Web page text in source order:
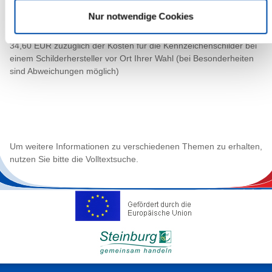
Nur notwendige Cookies
34,60 EUR zuzüglich der Kosten für die Kennzeichenschilder bei
einem Schilderhersteller vor Ort Ihrer Wahl (bei Besonderheiten
sind Abweichungen möglich)
Um weitere Informationen zu verschiedenen Themen zu erhalten,
nutzen Sie bitte die Volltextsuche.